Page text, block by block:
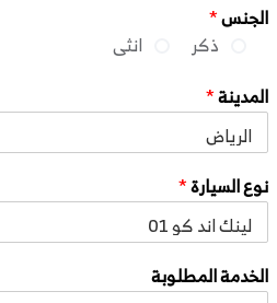
الجنس*
ذكر
انثى
المدينة*
نوع السيارة*
الخدمة المطلوبة